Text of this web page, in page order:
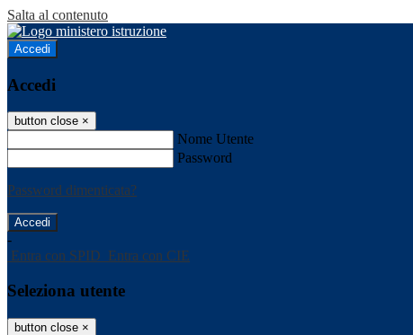
Salta al contenuto
Accedi
Accedi
button close ×
Nome Utente
Password
Password dimenticata?
-
Entra con SPID Entra con CIE
Seleziona utente
button close ×